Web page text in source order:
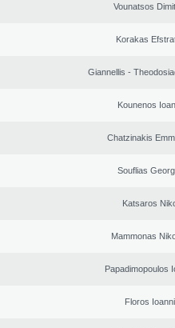
Vounatsos
Korakas
Giannellis -
Kounenos
Chatzinakis
Souflias
Katsaros
Mammonas
Papadimopoulos
Floros